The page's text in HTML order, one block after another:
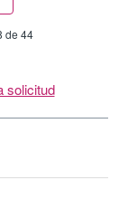
de 44
solicitud